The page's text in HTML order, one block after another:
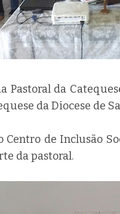
Pastoral da
da Diocese de
de Inclusão
da pastoral.